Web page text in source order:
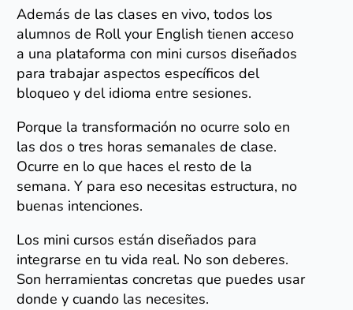
Además de las clases en vivo, todos los
alumnos de Roll your English tienen acceso
a una plataforma con mini cursos diseñados
para trabajar aspectos específicos del
bloqueo y del idioma entre sesiones.
Porque la transformación no ocurre solo en
las dos o tres horas semanales de clase.
Ocurre en lo que haces el resto de la
semana. Y para eso necesitas estructura, no
buenas intenciones.
Los mini cursos están diseñados para
integrarse en tu vida real. No son deberes.
Son herramientas concretas que puedes usar
donde y cuando las necesites.